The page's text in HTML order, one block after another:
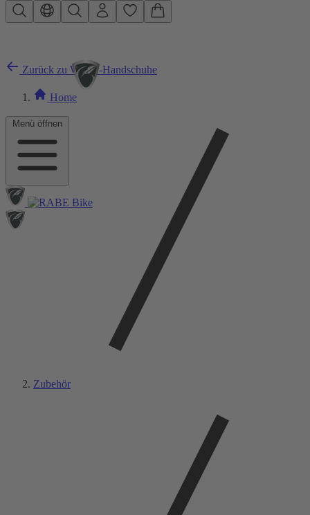
Zum Hauptinhalt springen
Menü öffnen
Zurück zu Winter-Handschuhe
Home
Zubehör